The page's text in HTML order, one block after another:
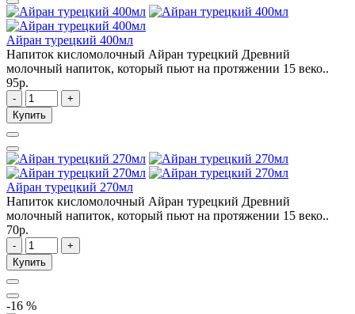
Айран турецкий 400мл
Напиток кисломолочный Айран турецкий Древний
молочный напиток, который пьют на протяжении 15 веко..
95р.
-
+
Купить
Айран турецкий 270мл
Напиток кисломолочный Айран турецкий Древний
молочный напиток, который пьют на протяжении 15 веко..
70р.
-
+
Купить
-16 %